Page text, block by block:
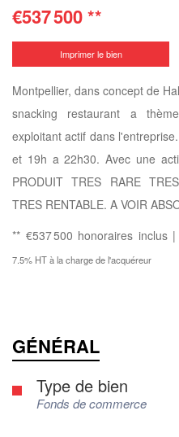
€537 500**
Imprimer le bien
Montpellier, dans concept de
snacking restaurant a
exploitant actif dans
et 19h a 22h30. Avec une
PRODUIT TRES RARE
TRES RENTABLE. A VOIR
** €537 500 honoraires inclus
7.5% HT à la charge de l'acquéreur
GÉNÉRAL
Type de bien
Fonds de commerce